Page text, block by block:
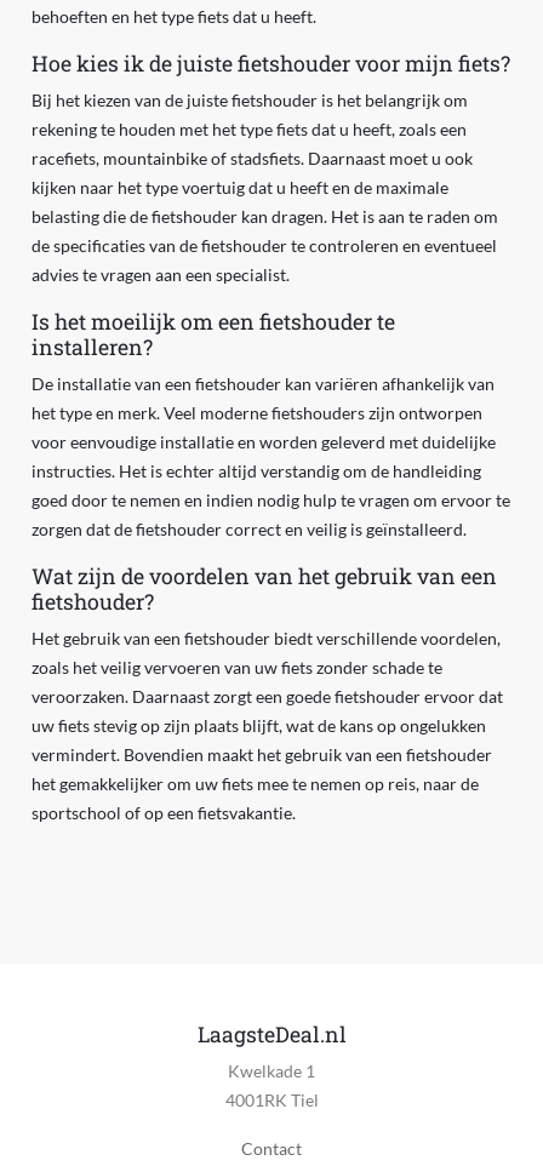
behoeften en het type fiets dat u heeft.
Hoe kies ik de juiste fietshouder voor mijn fiets?
Bij het kiezen van de juiste fietshouder is het belangrijk om
rekening te houden met het type fiets dat u heeft, zoals een
racefiets, mountainbike of stadsfiets. Daarnaast moet u ook
kijken naar het type voertuig dat u heeft en de maximale
belasting die de fietshouder kan dragen. Het is aan te raden om
de specificaties van de fietshouder te controleren en eventueel
advies te vragen aan een specialist.
Is het moeilijk om een fietshouder te
installeren?
De installatie van een fietshouder kan variëren afhankelijk van
het type en merk. Veel moderne fietshouders zijn ontworpen
voor eenvoudige installatie en worden geleverd met duidelijke
instructies. Het is echter altijd verstandig om de handleiding
goed door te nemen en indien nodig hulp te vragen om ervoor te
zorgen dat de fietshouder correct en veilig is geïnstalleerd.
Wat zijn de voordelen van het gebruik van een
fietshouder?
Het gebruik van een fietshouder biedt verschillende voordelen,
zoals het veilig vervoeren van uw fiets zonder schade te
veroorzaken. Daarnaast zorgt een goede fietshouder ervoor dat
uw fiets stevig op zijn plaats blijft, wat de kans op ongelukken
vermindert. Bovendien maakt het gebruik van een fietshouder
het gemakkelijker om uw fiets mee te nemen op reis, naar de
sportschool of op een fietsvakantie.
LaagsteDeal.nl
Kwelkade 1
4001RK Tiel
Contact